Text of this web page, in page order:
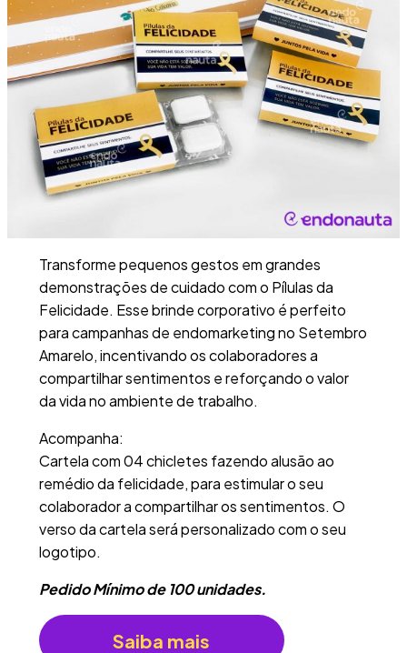
Transforme pequenos gestos em grandes
demonstrações de cuidado com o Pílulas da
Felicidade. Esse brinde corporativo é perfeito
para campanhas de endomarketing no Setembro
Amarelo, incentivando os colaboradores a
compartilhar sentimentos e reforçando o valor
da vida no ambiente de trabalho.
Acompanha:
Cartela com 04 chicletes fazendo alusão ao
remédio da felicidade, para estimular o seu
colaborador a compartilhar os sentimentos. O
verso da cartela será personalizado com o seu
logotipo.
Pedido Mínimo de 100 unidades.
Saiba mais